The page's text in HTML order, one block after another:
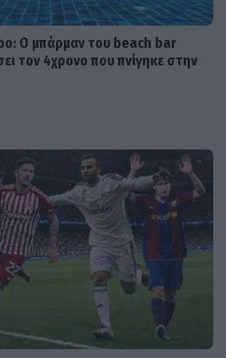
η αιματηρή
«Ζούμε σε μια
το ανθρώπινο
των
Ο μπάρμαν του beach bar
τον 4χρονο που πνίγηκε στην